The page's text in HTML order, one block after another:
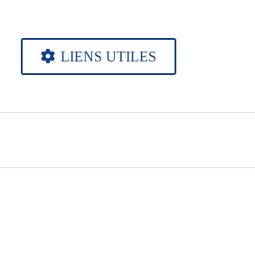
LIENS UTILES